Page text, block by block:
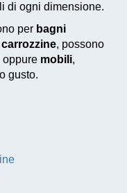
di ogni dimensione.
per bagni
, possono
oppure mobili,
gusto.